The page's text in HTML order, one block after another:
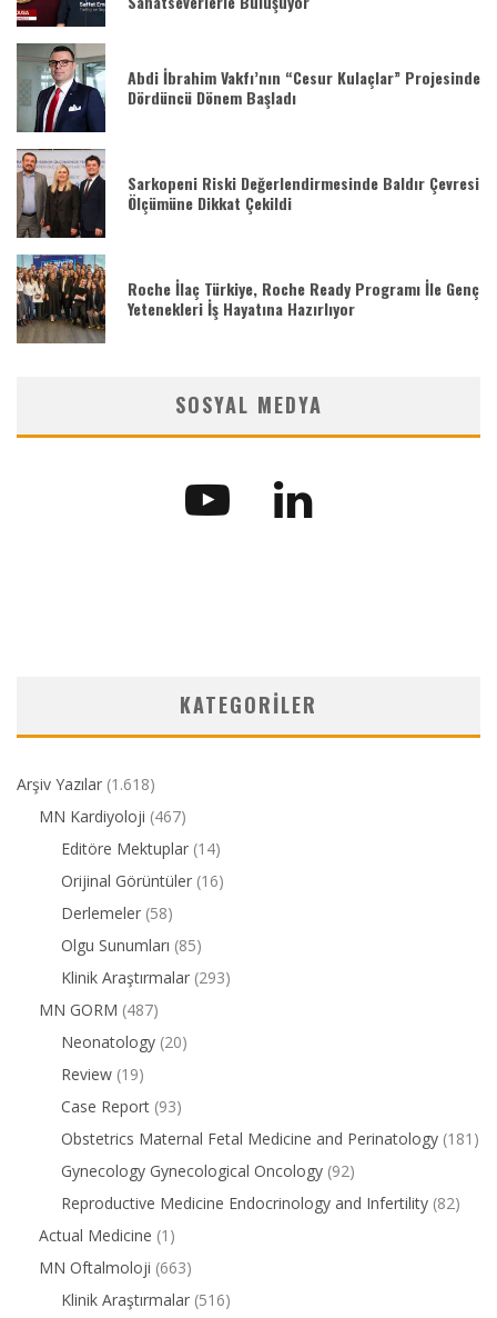
Abdi İbrahim Vakfı’nın “Cesur Kulaçlar” Projesinde
Dördüncü Dönem Başladı
Sarkopeni Riski Değerlendirmesinde Baldır Çevresi
Ölçümüne Dikkat Çekildi
Roche İlaç Türkiye, Roche Ready Programı İle Genç
Yetenekleri İş Hayatına Hazırlıyor
SOSYAL MEDYA
KATEGORILER
Arşiv Yazılar (1.618)
MN Kardiyoloji (467)
Editöre Mektuplar (14)
Orijinal Görüntüler (16)
Derlemeler (58)
Olgu Sunumları (85)
Klinik Araştırmalar (293)
MN GORM (487)
Neonatology (20)
Review (19)
Case Report (93)
Obstetrics Maternal Fetal Medicine and Perinatology (181)
Gynecology Gynecological Oncology (92)
Reproductive Medicine Endocrinology and Infertility (82)
Actual Medicine (1)
MN Oftalmoloji (663)
Klinik Araştırmalar (516)